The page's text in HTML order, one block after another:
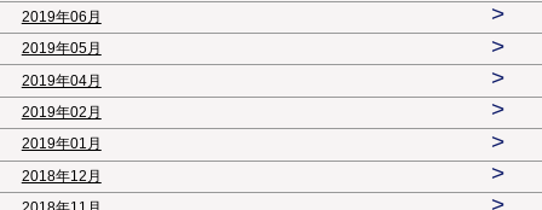
2019年06月 >
2019年05月 >
2019年04月 >
2019年02月 >
2019年01月 >
2018年12月 >